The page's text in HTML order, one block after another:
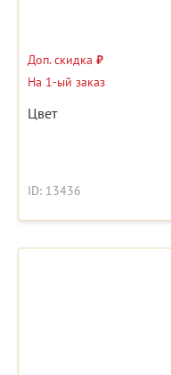
Доп. скидка ₽
На 1-ый заказ
Цвет
ID: 13436